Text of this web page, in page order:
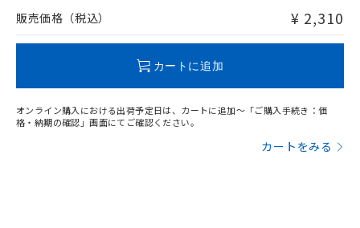
問い合わせください。
販売価格（税込） ¥ 2,310
カートに追加
オンライン購入における出荷予定日は、カートに追加～「ご購入手続き：価
格・納期の確認」画面にてご確認ください。
カートをみる